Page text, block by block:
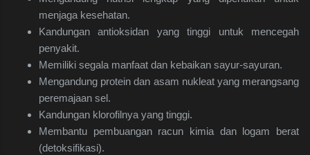
menjaga kesehatan.
Kandungan antioksidan yang tinggi untuk mencegah
penyakit.
Memiliki segala manfaat dan kebaikan sayur-sayuran.
Mengandung protein dan asam nukleat yang merangsang
peremajaan sel.
Kandungan klorofilnya yang tinggi.
Membantu pembuangan racun kimia dan logam berat
(detoksifikasi).